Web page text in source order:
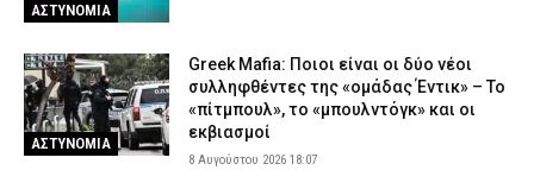
ΑΣΤΥΝΟΜΙΑ
ΑΣΤΥΝΟΜΙΑ
Greek Mafia: Ποιοι είναι οι δύο νέοι
συλληφθέντες της «ομάδας Έντικ» – Το
«πίτμπουλ», το «μπουλντόγκ» και οι
εκβιασμοί
8 Αυγούστου 2026 18:07